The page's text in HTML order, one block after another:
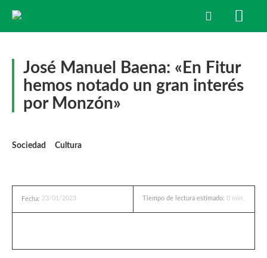
José Manuel Baena: «En Fitur
hemos notado un gran interés
por Monzón»
Sociedad Cultura
Fecha: 23/01/2023 Tiempo de lectura estimado: 0 min.